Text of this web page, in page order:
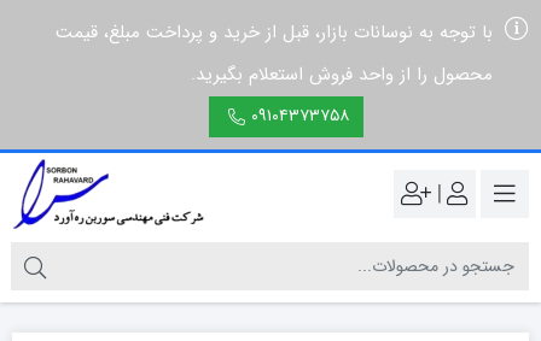
با توجه به نوسانات بازار، قبل از خرید و پرداخت مبلغ، قیمت
محصول را از واحد فروش استعلام بگیرید.
۰۹۱۰۴۳۷۳۷۵۸
|